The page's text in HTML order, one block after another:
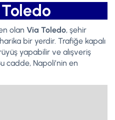
olan Via Toledo, şehir
bir yerdir. Trafiğe kapalı
yapabilir ve alışveriş
cadde, Napoli’nin en